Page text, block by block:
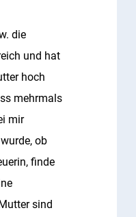
die
und hat
hoch
mehrmals
mir
ob
finde
sind